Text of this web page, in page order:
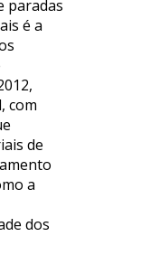
paradas
é a
com
de
a
dos